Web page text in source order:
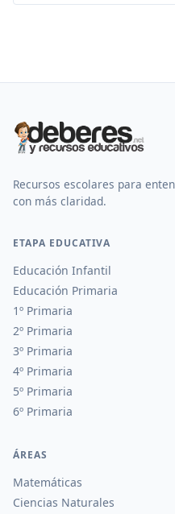
Recursos escolares para
con más claridad.
ETAPA EDUCATIVA
Educación Infantil
Educación Primaria
1º Primaria
2º Primaria
3º Primaria
4º Primaria
5º Primaria
6º Primaria
ÁREAS
Matemáticas
Ciencias Naturales